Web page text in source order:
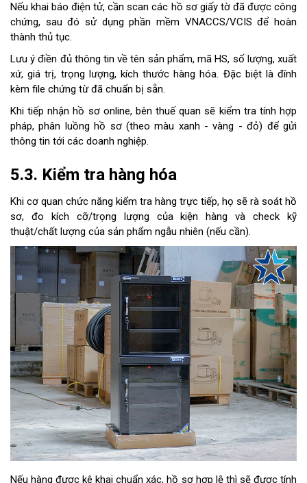
Nếu khai báo điện tử, cần scan các hồ sơ giấy tờ đã được công
chứng, sau đó sử dụng phần mềm VNACCS/VCIS để hoàn
thành thủ tục.
Lưu ý điền đủ thông tin về tên sản phẩm, mã HS, số lượng, xuất
xứ, giá trị, trọng lượng, kích thước hàng hóa. Đặc biệt là đính
kèm file chứng từ đã chuẩn bị sẵn.
Khi tiếp nhận hồ sơ online, bên thuế quan sẽ kiểm tra tính hợp
pháp, phân luồng hồ sơ (theo màu xanh - vàng - đỏ) để gửi
thông tin tới các doanh nghiệp.
5.3. Kiểm tra hàng hóa
Khi cơ quan chức năng kiểm tra hàng trực tiếp, họ sẽ rà soát hồ
sơ, đo kích cỡ/trọng lượng của kiện hàng và check kỹ
thuật/chất lượng của sản phẩm ngẫu nhiên (nếu cần).
Nếu hàng được kê khai chuẩn xác, hồ sơ hợp lệ thì sẽ được tính